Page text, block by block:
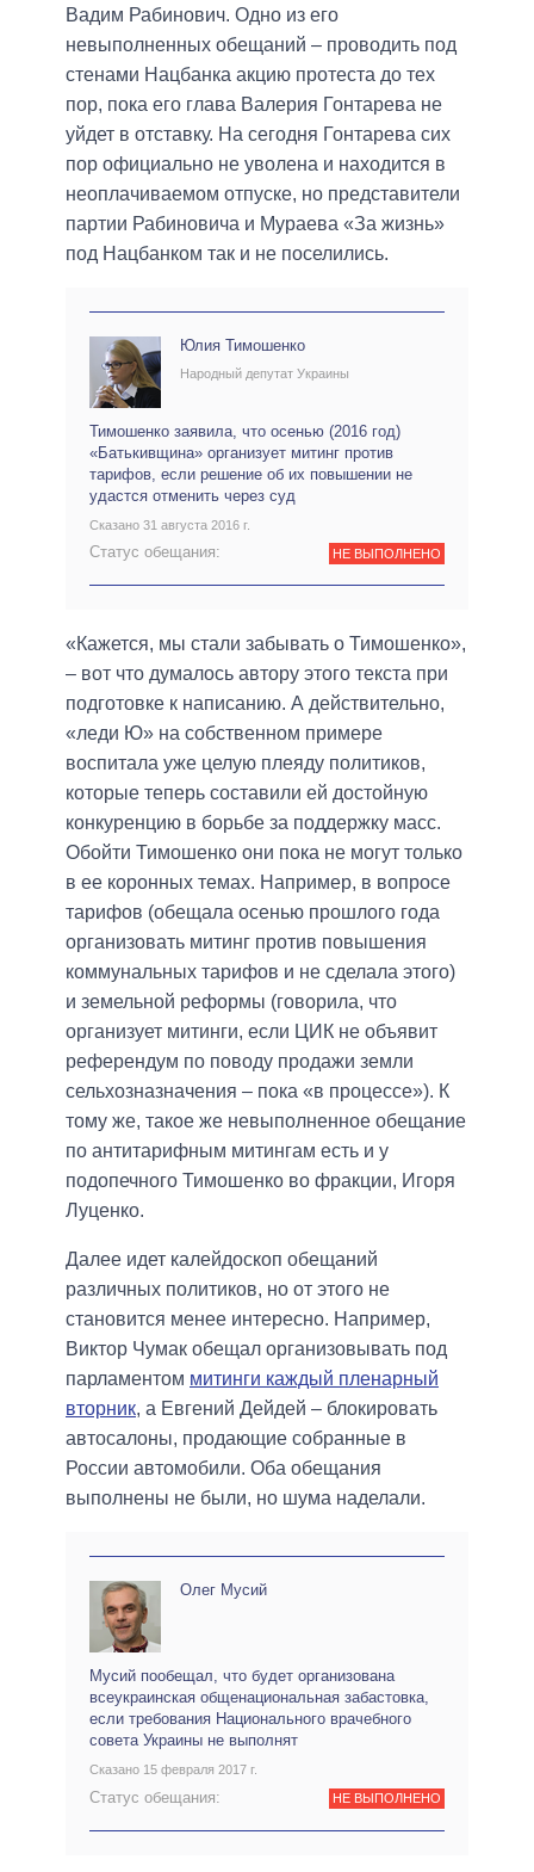
Вадим Рабинович. Одно из его
невыполненных обещаний – проводить под
стенами Нацбанка акцию протеста до тех
пор, пока его глава Валерия Гонтарева не
уйдет в отставку. На сегодня Гонтарева сих
пор официально не уволена и находится в
неоплачиваемом отпуске, но представители
партии Рабиновича и Мураева «За жизнь»
под Нацбанком так и не поселились.
Юлия Тимошенко
Народный депутат Украины
Тимошенко заявила, что осенью (2016 год)
«Батькивщина» организует митинг против
тарифов, если решение об их повышении не
удастся отменить через суд
Сказано 31 августа 2016 г.
Статус обещания: НЕ ВЫПОЛНЕНО
«Кажется, мы стали забывать о Тимошенко»,
– вот что думалось автору этого текста при
подготовке к написанию. А действительно,
«леди Ю» на собственном примере
воспитала уже целую плеяду политиков,
которые теперь составили ей достойную
конкуренцию в борьбе за поддержку масс.
Обойти Тимошенко они пока не могут только
в ее коронных темах. Например, в вопросе
тарифов (обещала осенью прошлого года
организовать митинг против повышения
коммунальных тарифов и не сделала этого)
и земельной реформы (говорила, что
организует митинги, если ЦИК не объявит
референдум по поводу продажи земли
сельхозназначения – пока «в процессе»). К
тому же, такое же невыполненное обещание
по антитарифным митингам есть и у
подопечного Тимошенко во фракции, Игоря
Луценко.
Далее идет калейдоскоп обещаний
различных политиков, но от этого не
становится менее интересно. Например,
Виктор Чумак обещал организовывать под
парламентом митинги каждый пленарный
вторник, а Евгений Дейдей – блокировать
автосалоны, продающие собранные в
России автомобили. Оба обещания
выполнены не были, но шума наделали.
Олег Мусий
Мусий пообещал, что будет организована
всеукраинская общенациональная забастовка,
если требования Национального врачебного
совета Украины не выполнят
Сказано 15 февраля 2017 г.
Статус обещания: НЕ ВЫПОЛНЕНО